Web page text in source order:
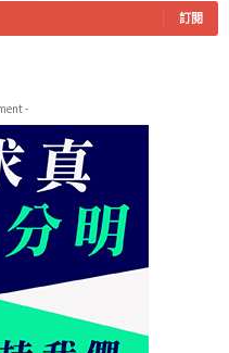
訂閱
-